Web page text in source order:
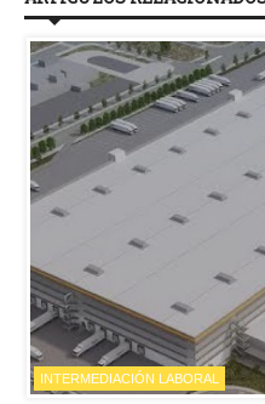
INTERMEDIACIÓN LABORAL